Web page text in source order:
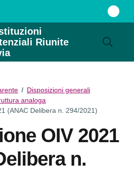
Riunite
/ Disposizioni generali
analoga
(ANAC Delibera n. 294/2021)
OIV 2021
n.